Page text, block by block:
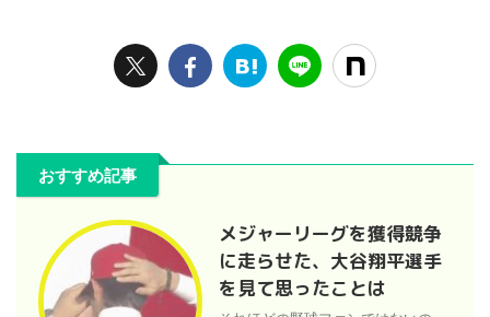
おすすめ記事
メジャーリーグを獲得競争
に走らせた、大谷翔平選手
を見て思ったことは